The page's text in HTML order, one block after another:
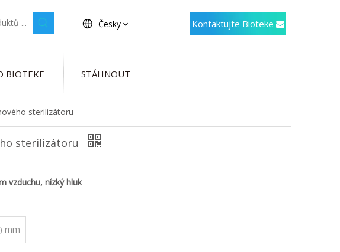
Česky Kontaktujte Bioteke
BIOTEKE STÁHNOUT
sterilizátoru
sterilizátoru
vzduchu, nízký hluk
mm